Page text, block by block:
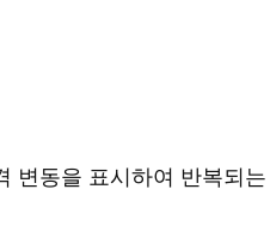
변동을 표시하여 반복되